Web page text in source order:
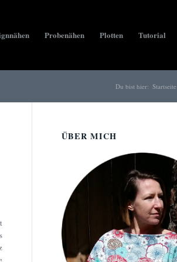
Probenähen Plotten Tutorial
Du bist hier: Startseite
ÜBER MICH